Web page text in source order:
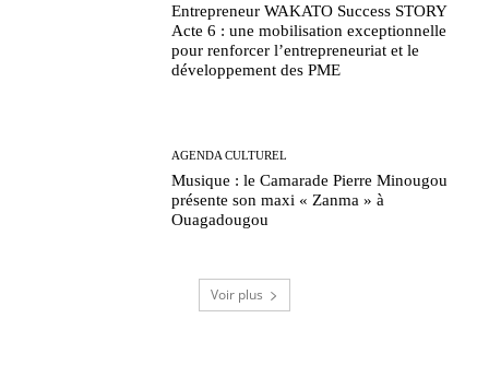
Entrepreneur WAKATO Success STORY
Acte 6 : une mobilisation exceptionnelle
pour renforcer l’entrepreneuriat et le
développement des PME
AGENDA CULTUREL
Musique : le Camarade Pierre Minougou
présente son maxi « Zanma » à
Ouagadougou
Voir plus